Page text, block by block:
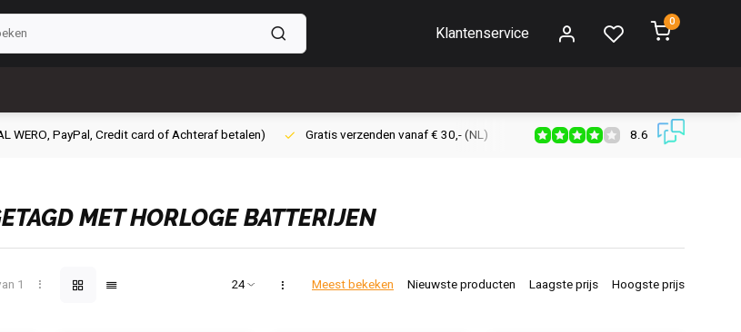
Klantenservice
0
WERO, PayPal, Credit card of Achteraf betalen) Gratis verzenden vanaf € 30,- (NL) Verzendkosten € 2,95 (NL)
8.6
MET HORLOGE BATTERIJEN
1 Meest bekeken Nieuwste producten Laagste prijs Hoogste prijs